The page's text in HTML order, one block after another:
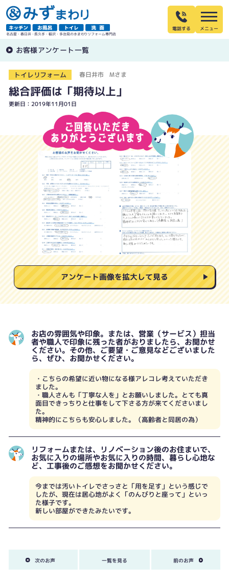
名古屋・春日井・長久手・稲沢・多治見の水まわりリフォーム専門店
電話する
お客様アンケート一覧
トイレリフォーム 春日井市 Mさま
総合評価は「期待以上」
更新日：2019年11月01日
アンケート画像を拡大して見る
お店の雰囲気や印象。または、営業（サービス）担当
者や職人で印象に残った者がおりましたら、お聞かせ
ください。その他、ご要望・ご意見などございました
ら、ぜひ、お聞かせください。
・こちらの希望に近い物になる様アレコレ考えていただき
ました。
・職人さんも「丁寧な人を」とお願いしました。とても真
面目できっちりと仕事をして下さる方が来てくださいまし
た。
精神的にこちらも安心しました。（高齢者と同居の為）
リフォームまたは、リノベーション後のお住まいで、
お気に入りの場所やお気に入りの時間、暮らし心地な
ど、工事後のご感想をお聞かせください。
今までは汚いトイレでさっさと「用を足す」という感じで
したが、現在は居心地がよく「のんびりと座って」といっ
た様子です。
新しい部屋ができたみたいです。
次のお声 一覧を見る 前のお声